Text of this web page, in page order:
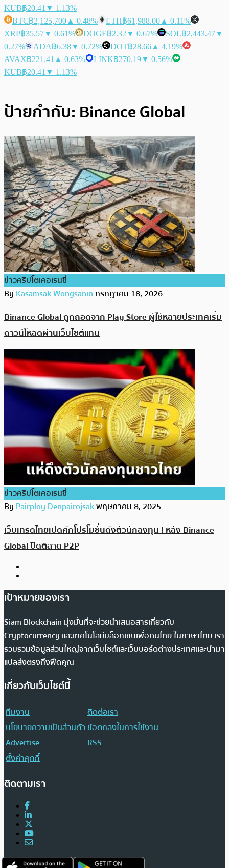
KUB฿20.41 ▼ 1.13%
BTC฿2,125,700 ▲ 0.48% ETH฿61,988.00 ▲ 0.11%
XRP฿35.57▼ 0.61% DOGE฿2.32 ▼ 0.67% SOL฿2,443.47▼
0.27%
ADA฿6.38▼ 0.72% DOT฿28.66 ▲ 4.19%
AVAX฿221.41 ▲ 0.63% LINK฿270.19▼ 0.56%
KUB฿20.41 ▼ 1.13%
ป้ายกำกับ: Binance Global
ข่าวคริปโตเคอเรนซี่
ByKasamsak Wongsaninกรกฎาคม 18, 2026
Binance Global ถูกถอดจาก Play Store ผู้ใช้หลายประเทศเริ่ม
ดาวน์โหลดผ่านเว็บไซต์แทน
ข่าวคริปโตเคอเรนซี่
ByPairploy Denpairojsakพฤษภาคม 8, 2025
เว็บเทรดไทยเปิดศึกโปรโมชั่นดึงตัวนักลงทุน ! หลัง Binance
Global ปิดตลาด P2P
เป้าหมายของเรา
Siam Blockchain มุ่งมั่นที่จะช่วยนำเสนอสารเกี่ยวกับ
Cryptocurrency และเทคโนโลยีบล็อกเชนเพื่อคนไทย ในภาษาไทย เรา
รวบรวมข้อมูลส่วนใหญ่จากเว็บไซต์และเว็บบอร์ดต่างประเทศและนำมา
แปลส่งตรงถึงฟีดคุณ
เกี่ยวกับเว็บไซต์นี้
ทีมงาน
ติดต่อเรา
นโยบายความเป็นส่วนตัวข้อตกลงในการใช้งาน
Advertise
RSS
ตั้งค่าคุกกี้
ติดตามเรา